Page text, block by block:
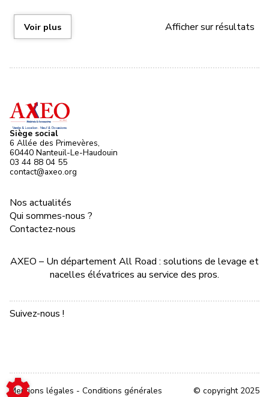
Affichersurrésultats
Voir plus
Siège social
6 Allée des Primevères,
60440 Nanteuil-Le-Haudouin
03 44 88 04 55
contact@axeo.org
AXEO – Un département All Road : solutions de levage et
nacelles élévatrices au service des pros.
Nos actualités
Qui sommes-nous ?
Contactez-nous
Suivez-nous !
Mentions légales - Conditions générales © copyright 2025